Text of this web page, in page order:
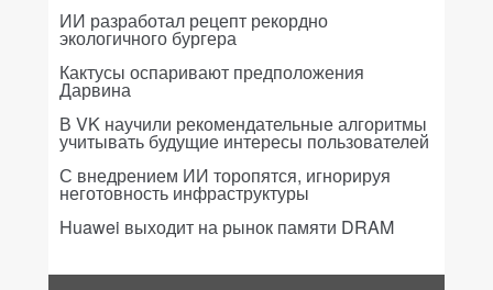
ИИ разработал рецепт рекордно
экологичного бургера
Кактусы оспаривают предположения
Дарвина
В VK научили рекомендательные алгоритмы
учитывать будущие интересы пользователей
С внедрением ИИ торопятся, игнорируя
неготовность инфраструктуры
Huawei выходит на рынок памяти DRAM